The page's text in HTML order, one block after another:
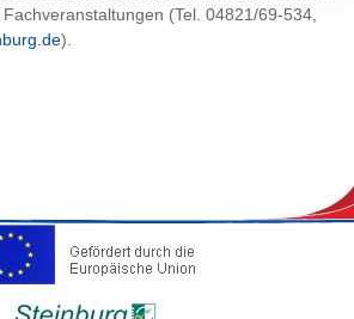
(Tel. 04821/69-534,
).